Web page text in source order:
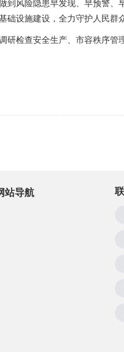
到风险隐患早发现、早预警
础设施建设，全力守护人民群
查安全生产、市容秩序管
站导航